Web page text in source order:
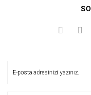
kullanarak tarafımıza
Görüş ve önerileriniz için
Ürün açıklamasında